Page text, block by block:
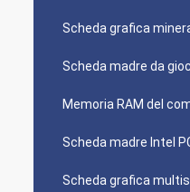
Scheda grafica
Scheda madre da
Memoria RAM del
Scheda madre Intel
Scheda grafica